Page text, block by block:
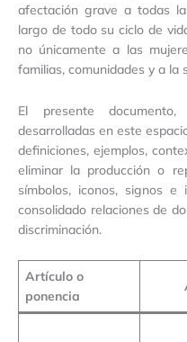
afectación grave a todas
largo de todo su ciclo de
no únicamente a las
familias, comunidades y a la
El presente
desarrolladas en este
definiciones, ejemplos,
eliminar la producción o
símbolos, iconos, signos e
consolidado relaciones de
discriminación.
Artículo o
ponencia